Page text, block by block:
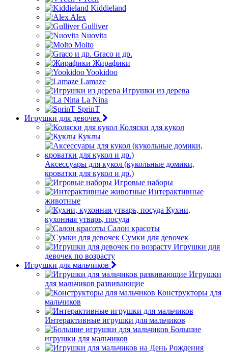
Kiddieland
Alex
Gulliver
Nuovita
Molto
Graco и др.
Жирафики
Yookidoo
Lamaze
Игрушки из дерева
La Nina
SprinT
Игрушки для девочек
Коляски для кукол
Куклы
Аксессуары для кукол (кукольные домики,
кроватки для кукол и др.)
Игровые наборы
Интерактивные
животные
Кухни,
кухонная утварь, посуда
Салон красоты
Сумки для девочек
Игрушки для
девочек по возрасту
Игрушки для мальчиков
Игрушки
для мальчиков развивающие
Конструкторы для
мальчиков
Интерактивные игрушки для мальчиков
Большие
игрушки для мальчиков